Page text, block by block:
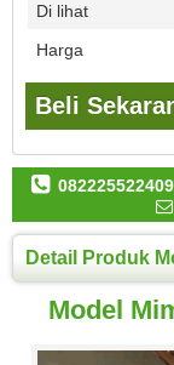
Di lihat
Harga
Beli
082225522409
Detail Produk
Model